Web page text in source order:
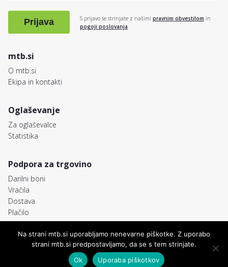
mtb.si
O mtb.si
Ekipa in kontakti
Oglaševanje
Za oglaševalce
Statistika
Podpora za trgovino
Darilni boni
Vračila
Dostava
Plačilo
Prijava S prijavo se strinjate z našimi pravnim obvestilom in
pogoji poslovanja
© MTB.si Freemedia, FRM d.o.o. Pravno obvestilo
Pogoji poslovanja
Avtorji
Na strani mtb.si uporabljamo nenevarne piškotke. Z uporabo
strani mtb.si predpostavljamo, da se s tem strinjate.
Ok
Uporaba piškotkov